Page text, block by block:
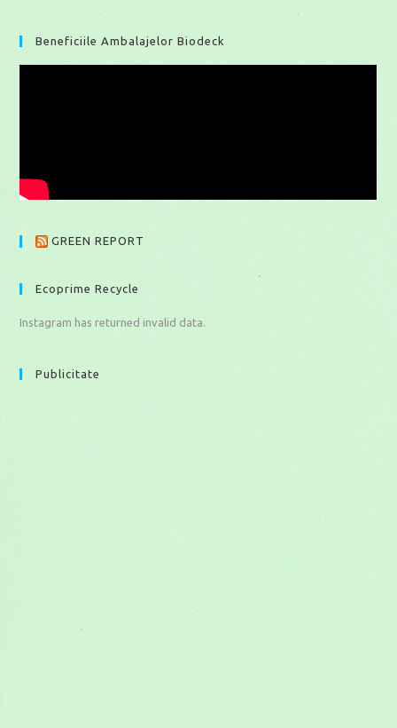
Beneficiile Ambalajelor Biodeck
GREEN REPORT
Ecoprime Recycle
Instagram has returned invalid data.
Publicitate